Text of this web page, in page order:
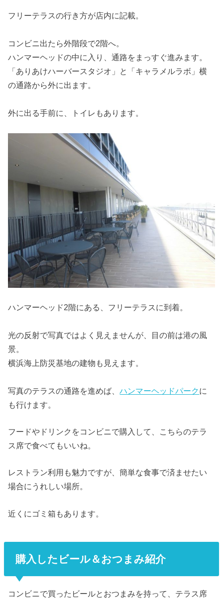
フリーテラスの行き方が店内に記載。
コンビニ出たら外階段で2階へ。
ハンマーヘッドの中に入り、通路をまっすぐ進みます。
「ありあけハーバースタジオ」と「キャラメルラボ」横
の通路から外に出ます。
外に出る手前に、トイレもあります。
ハンマーヘッド2階にある、フリーテラスに到着。
光の反射で写真ではよく見えませんが、目の前は港の風
景。
横浜海上防災基地の建物も見えます。
写真のテラスの通路を進めば、ハンマーヘッドパークに
も行けます。
フードやドリンクをコンビニで購入して、こちらのテラ
ス席で食べてもいいね。
レストラン利用も魅力ですが、簡単な食事で済ませたい
場合にうれしい場所。
近くにゴミ箱もあります。
購入したビール＆おつまみ紹介
コンビニで買ったビールとおつまみを持って、テラス席